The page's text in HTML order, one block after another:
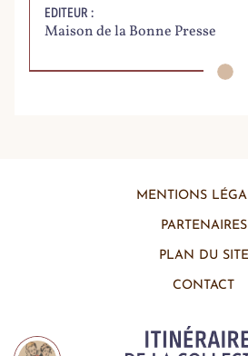
EDITEUR :
Maison de la Bonne Presse
MENTIONS
PARTENAIRES
PLAN DU SITE
CONTACT